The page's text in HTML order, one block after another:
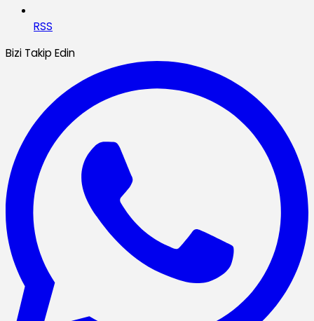
RSS
Bizi Takip Edin